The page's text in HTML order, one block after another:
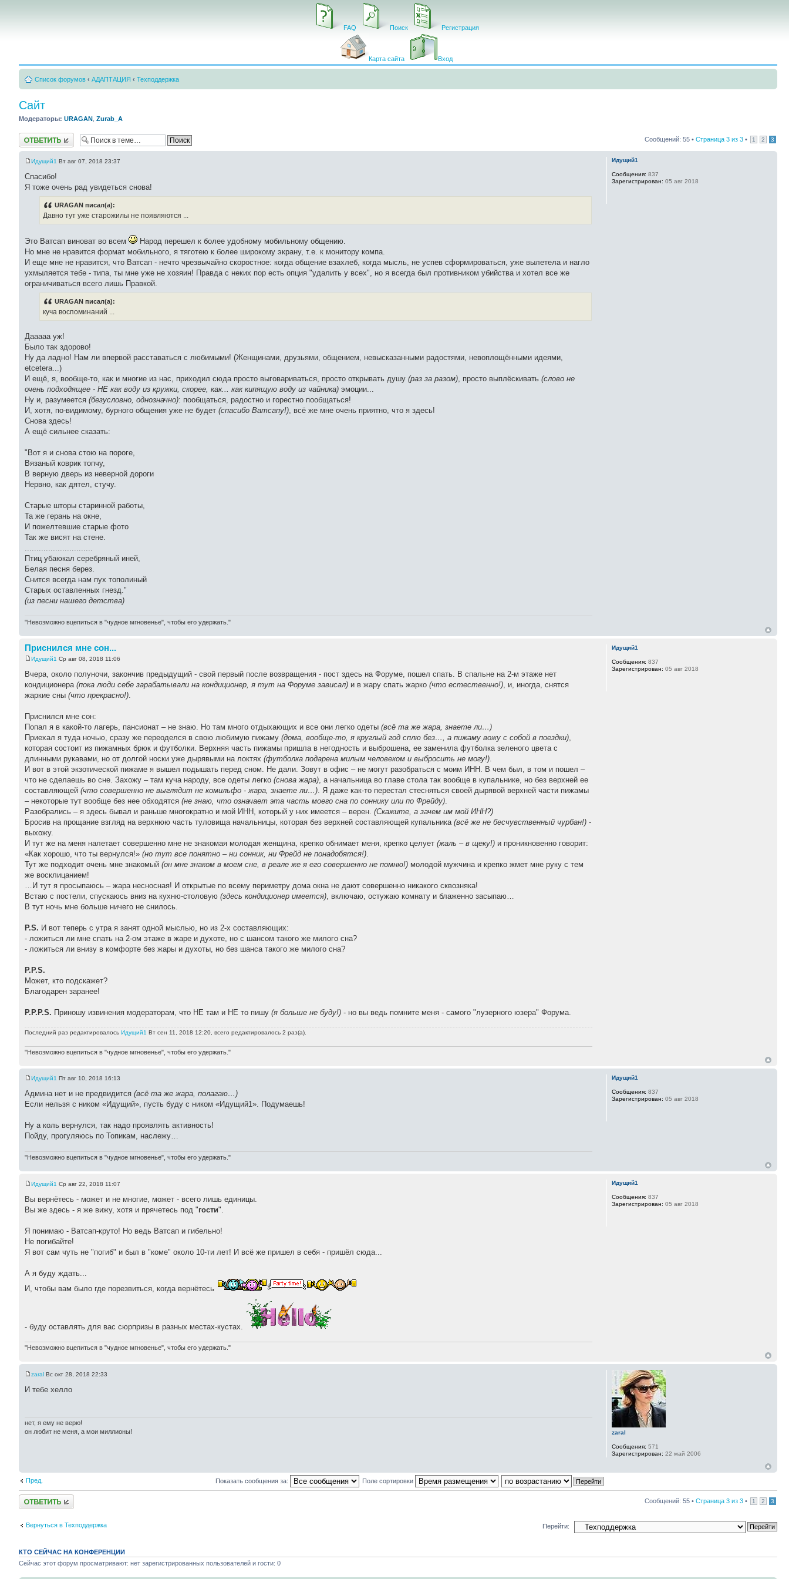
FAQ Поиск Регистрация
Карта сайта Вход
Список форумов ‹ АДАПТАЦИЯ ‹ Техподдержка
Сайт
Модераторы: URAGAN Zurab_A
Ответить Сообщений: 55 • Страница 3 из 3 • 1 2 3
Идущий1 Вт авг 07, 2018 23:37
Спасибо!
Я тоже очень рад увидеться снова!
URAGAN писал(а):
Давно тут уже старожилы не появляются ...
Это Ватсап виноват во всем
Народ перешел к более удобному мобильному общению.
Но мне не нравится формат мобильного, я тяготею к более широкому экрану, т.е. к монитору компа.
И еще мне не нравится, что Ватсап - нечто чрезвычайно скоростное: когда общение взахлеб, когда мысль, не успев сформироваться, уже вылетела и нагло
ухмыляется тебе - типа, ты мне уже не хозяин! Правда с неких пор есть опция "удалить у всех", но я всегда был противником убийства и хотел все же
ограничиваться всего лишь Правкой.
URAGAN писал(а):
куча воспоминаний ...
Дааааа уж!
Было так здорово!
Ну да ладно! Нам ли впервой расставаться с любимыми! (Женщинами, друзьями, общением, невысказанными радостями, невоплощёнными идеями,
etcetera...)
И ещё, я, вообще-то, как и многие из нас, приходил сюда просто выговариваться, просто открывать душу (раз за разом) , просто выплёскивать (слово не
очень подходящее - НЕ как воду из кружки, скорее, как... как кипящую воду из чайника) эмоции...
Ну и, разумеется (безусловно, однозначно): пообщаться, радостно и горестно пообщаться!
И, хотя, по-видимому, бурного общения уже не будет (спасибо Ватсапу!) , всё же мне очень приятно, что я здесь!
Снова здесь!
А ещё сильнее сказать:
"Вот я и снова стою на пороге,
Вязаный коврик топчу,
В верную дверь из неверной дороги
Нервно, как дятел, стучу.
Старые шторы старинной работы,
Та же герань на окне,
И пожелтевшие старые фото
Так же висят на стене.
Птиц убаюкал серебряный иней,
Белая песня берез.
Снится всегда нам пух тополиный
Старых оставленных гнезд."
(из песни нашего детства)
"Невозможно вцепиться в "чудное мгновенье", чтобы его удержать."
Идущий1
Сообщения: 837
Зарегистрирован: 05 авг 2018
Приснился мне сон...
Идущий1 Ср авг 08, 2018 11:06
Вчера, около полуночи, закончив предыдущий - свой первый после возвращения - пост здесь на Форуме, пошел спать. В спальне на 2-м этаже нет
кондиционера (пока люди себе зарабатывали на кондиционер, я тут на Форуме зависал) и в жару спать жарко (что естественно!), и, иногда, снятся
жаркие сны (что прекрасно!).
Приснился мне сон:
Попал я в какой-то лагерь, пансионат – не знаю. Но там много отдыхающих и все они легко одеты (всё та же жара, знаете ли…)
Приехал я туда ночью, сразу же переоделся в свою любимую пижаму (дома, вообще-то, я круглый год сплю без…, а пижаму вожу с собой в поездки),
которая состоит из пижамных брюк и футболки. Верхняя часть пижамы пришла в негодность и выброшена, ее заменила футболка зеленого цвета с
длинными рукавами, но от долгой носки уже дырявыми на локтях (футболка подарена милым человеком и выбросить не могу!).
И вот в этой экзотической пижаме я вышел подышать перед сном. Не дали. Зовут в офис – не могут разобраться с моим ИНН. В чем был, в том и пошел –
что не сделаешь во сне. Захожу – там куча народу, все одеты легко (снова жара), а начальница во главе стола так вообще в купальнике, но без верхней ее
составляющей (что совершенно не выглядит не комильфо - жара, знаете ли…). Я даже как-то перестал стесняться своей дырявой верхней части пижамы
– некоторые тут вообще без нее обходятся (не знаю, что означает эта часть моего сна по соннику или по Фрейду).
Разобрались – я здесь бывал и раньше многократно и мой ИНН, который у них имеется – верен. (Скажите, а зачем им мой ИНН?)
Бросив на прощание взгляд на верхнюю часть туловища начальницы, которая без верхней составляющей купальника (всё же не бесчувственный чурбан!) -
выхожу.
И тут же на меня налетает совершенно мне не знакомая молодая женщина, крепко обнимает меня, крепко целует (жаль – в щеку!) и проникновенно говорит:
«Как хорошо, что ты вернулся!» (но тут все понятно – ни сонник, ни Фрейд не понадобятся!).
Тут же подходит очень мне знакомый (он мне знаком в моем сне, в реале же я его совершенно не помню!) молодой мужчина и крепко жмет мне руку с тем
же восклицанием!
…И тут я просыпаюсь – жара несносная! И открытые по всему периметру дома окна не дают совершенно никакого сквозняка!
Встаю с постели, спускаюсь вниз на кухню-столовую (здесь кондиционер имеется), включаю, остужаю комнату и блаженно засыпаю…
В тут ночь мне больше ничего не снилось.
P.S. И вот теперь с утра я занят одной мыслью, но из 2-х составляющих:
- ложиться ли мне спать на 2-ом этаже в жаре и духоте, но с шансом такого же милого сна?
- ложиться ли внизу в комфорте без жары и духоты, но без шанса такого же милого сна?
P.P.S.
Может, кто подскажет?
Благодарен заранее!
P.P.P.S. Приношу извинения модераторам, что НЕ там и НЕ то пишу (я больше не буду!) - но вы ведь помните меня - самого "лузерного юзера" Форума.
Последний раз редактировалось Идущий1 Вт сен 11, 2018 12:20, всего редактировалось 2 раз(а).
"Невозможно вцепиться в "чудное мгновенье", чтобы его удержать."
Идущий1
Сообщения: 837
Зарегистрирован: 05 авг 2018
Идущий1 Пт авг 10, 2018 16:13
Админа нет и не предвидится (всё та же жара, полагаю…)
Если нельзя с ником «Идущий», пусть буду с ником «Идущий1». Подумаешь!
Ну а коль вернулся, так надо проявлять активность!
Пойду, прогуляюсь по Топикам, наслежу…
"Невозможно вцепиться в "чудное мгновенье", чтобы его удержать."
Идущий1
Сообщения: 837
Зарегистрирован: 05 авг 2018
Идущий1 Ср авг 22, 2018 11:07
Вы вернётесь - может и не многие, может - всего лишь единицы.
Вы же здесь - я же вижу, хотя и прячетесь под "гости".
Я понимаю - Ватсап-круто! Но ведь Ватсап и гибельно!
Не погибайте!
Я вот сам чуть не "погиб" и был в "коме" около 10-ти лет! И всё же пришел в себя - пришёл сюда...
А я буду ждать...
И, чтобы вам было где порезвиться, когда вернётесь
- буду оставлять для вас сюрпризы в разных местах-кустах.
"Невозможно вцепиться в "чудное мгновенье", чтобы его удержать."
Идущий1
Сообщения: 837
Зарегистрирован: 05 авг 2018
zaral Вс окт 28, 2018 22:33
И тебе хелло
нет, я ему не верю!
он любит не меня, а мои миллионы!
zaral
Сообщения: 571
Зарегистрирован: 22 май 2006
Пред. Показать сообщения за: Поле сортировки
Ответить Сообщений: 55 • Страница 3 из 3 • 1 2 3
Вернуться в Техподдержка Перейти:
КТО СЕЙЧАС НА КОНФЕРЕНЦИИ
Сейчас этот форум просматривают: нет зарегистрированных пользователей и гости: 0